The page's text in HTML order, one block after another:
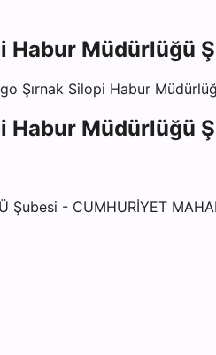
Habur Müdürlüğü
Şırnak Silopi Habur
Habur Müdürlüğü
Şubesi - CUMHURİYET